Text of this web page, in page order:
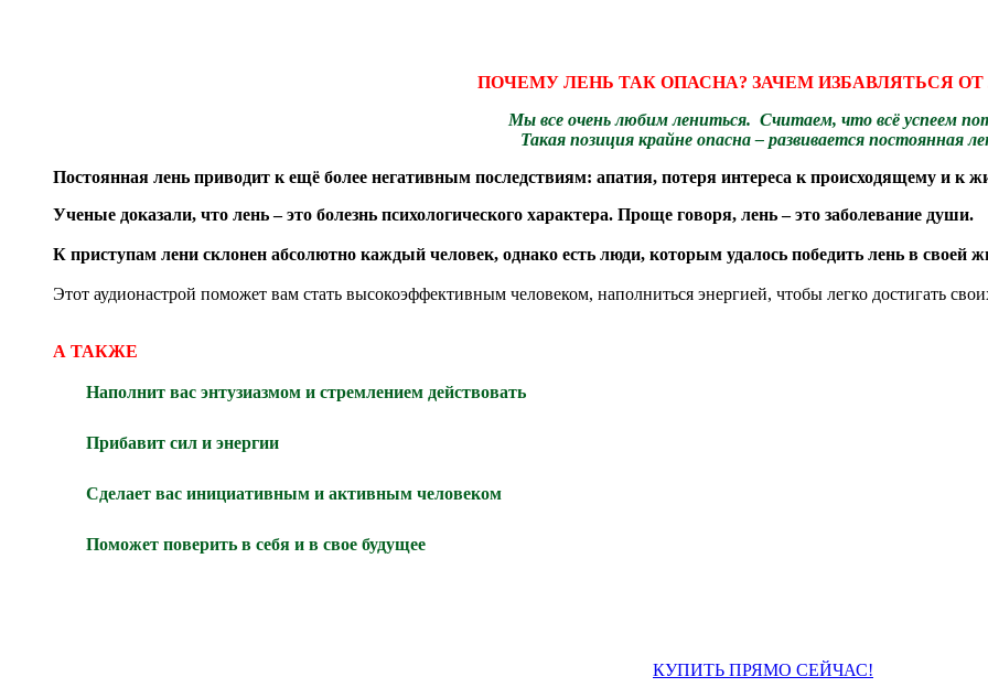
ПОЧЕМУ ЛЕНЬ ТАК ОПАСНА? ЗАЧЕМ ИЗБАВЛЯТЬСЯ ОТ
Мы все очень любим лениться. Считаем, что всё успеем
Такая позиция крайне опасна – развивается постоянная
Постоянная лень приводит к ещё более негативным последствиям: апатия, потеря интереса к происходящему и к
Ученые доказали, что лень – это болезнь психологического характера. Проще говоря, лень – это заболевание души.
К приступам лени склонен абсолютно каждый человек, однако есть люди, которым удалось победить лень в своей
Этот аудионастрой поможет вам стать высокоэффективным человеком, наполниться энергией, чтобы легко достигать
А ТАКЖЕ
Наполнит вас энтузиазмом и стремлением действовать
Прибавит сил и энергии
Сделает вас инициативным и активным человеком
Поможет поверить в себя и в свое будущее
КУПИТЬ ПРЯМО СЕЙЧАС!